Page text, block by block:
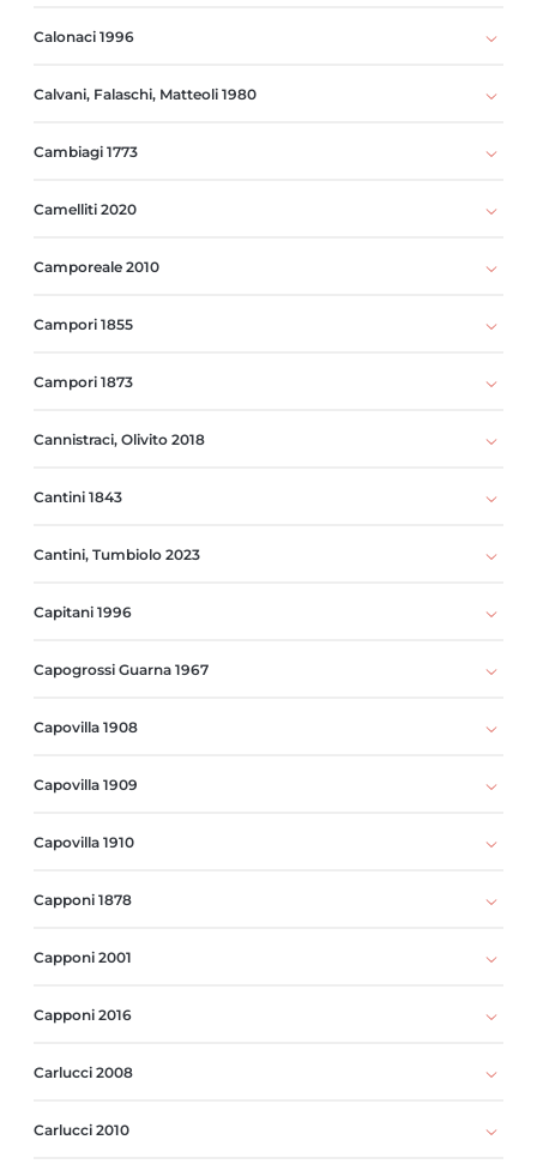
Calonaci 1996
Calvani, Falaschi, Matteoli 1980
Cambiagi 1773
Camelliti 2020
Camporeale 2010
Campori 1855
Campori 1873
Cannistraci, Olivito 2018
Cantini 1843
Cantini, Tumbiolo 2023
Capitani 1996
Capogrossi Guarna 1967
Capovilla 1908
Capovilla 1909
Capovilla 1910
Capponi 1878
Capponi 2001
Capponi 2016
Carlucci 2008
Carlucci 2010